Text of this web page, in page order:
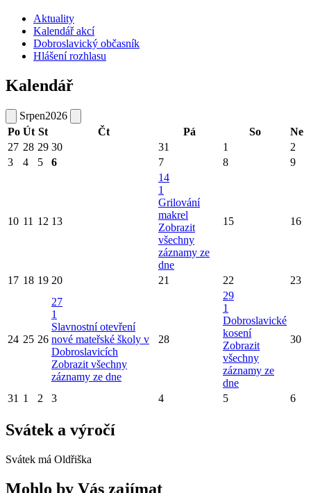
Aktuality
Kalendář akcí
Dobroslavický občasník
Hlášení rozhlasu
Kalendář
Srpen2026
Po Út St Čt Pá So
Ne
27 28 29 30 31 1
2
3
4 5 6 7 8 9
10 11 12 13
14
1
Grilování
makrel
Zobrazit
všechny
záznamy ze
dne
15 16
17 18 19 20 21 22 23
24 25 26
27
1
Slavnostní otevření
nové mateřské školy v
Dobroslavicích
Zobrazit všechny
záznamy ze dne
28
29
1
Dobroslavické
kosení
Zobrazit
všechny
záznamy ze
dne
30
31 1 2 3 4 5 6
Svátek a výročí
Svátek má Oldřiška
Mohlo by Vás zajímat